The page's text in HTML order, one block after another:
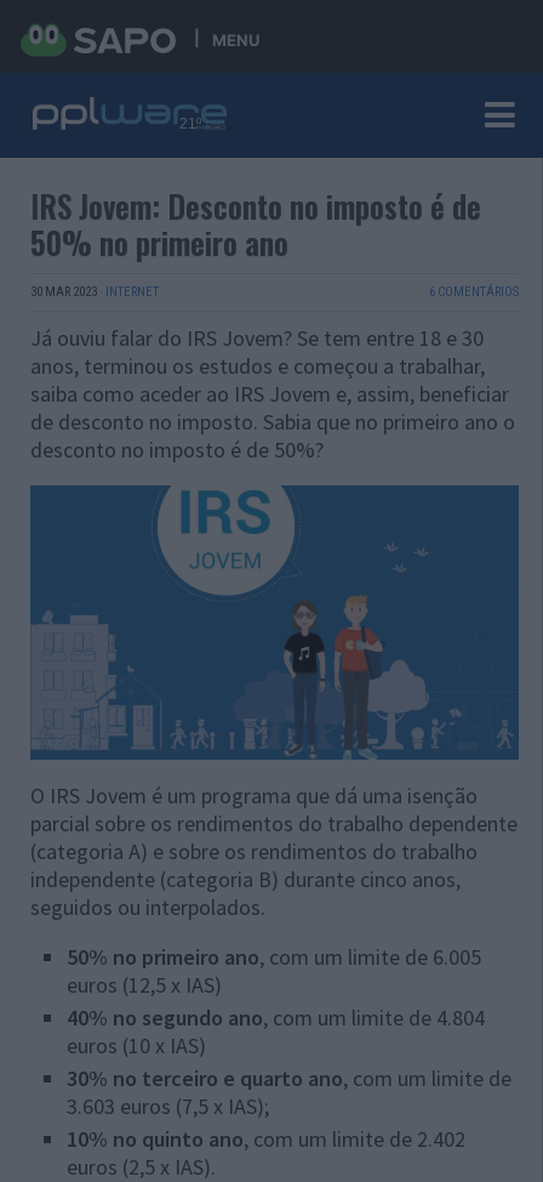
MENU
IRS Jovem: Desconto no imposto é de
50% no primeiro ano
30 MAR 2023 · INTERNET 6 COMENTÁRIOS
Já ouviu falar do IRS Jovem? Se tem entre 18 e 30
anos, terminou os estudos e começou a trabalhar,
saiba como aceder ao IRS Jovem e, assim, beneficiar
de desconto no imposto. Sabia que no primeiro ano o
desconto no imposto é de 50%?
O IRS Jovem é um programa que dá uma isenção
parcial sobre os rendimentos do trabalho dependente
(categoria A) e sobre os rendimentos do trabalho
independente (categoria B) durante cinco anos,
seguidos ou interpolados.
50% no primeiro ano, com um limite de 6.005
euros (12,5 x IAS)
40% no segundo ano, com um limite de 4.804
euros (10 x IAS)
30% no terceiro e quarto ano, com um limite de
3.603 euros (7,5 x IAS);
10% no quinto ano, com um limite de 2.402
euros (2,5 x IAS).